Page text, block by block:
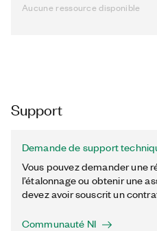
Aucune ressource disponible
Support
Demande de support
Vous pouvez demander une
l’étalonnage ou obtenir une
devez avoir souscrit un
Communauté NI